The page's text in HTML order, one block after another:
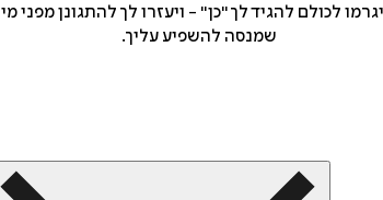
לכולם להגיד לך "כן" - ויעזרו לך להתגונן מפני מי
שמנסה להשפיע עליך.